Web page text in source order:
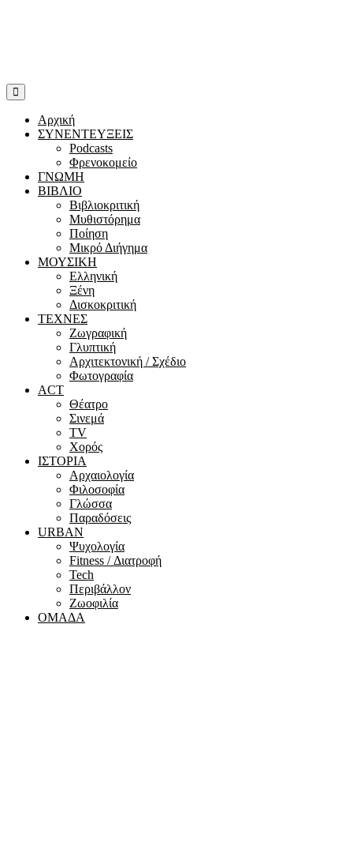
Αρχική
ΣΥΝΕΝΤΕΥΞΕΙΣ
Podcasts
Φρενοκομείο
ΓΝΩΜΗ
ΒΙΒΛΙΟ
Βιβλιοκριτική
Μυθιστόρημα
Ποίηση
Μικρό Διήγημα
ΜΟΥΣΙΚΗ
Ελληνική
Ξένη
Δισκοκριτική
ΤΕΧΝΕΣ
Ζωγραφική
Γλυπτική
Αρχιτεκτονική / Σχέδιο
Φωτογραφία
ACT
Θέατρο
Σινεμά
ΤV
Χορός
ΙΣΤΟΡΙΑ
Αρχαιολογία
Φιλοσοφία
Γλώσσα
Παραδόσεις
URBAN
Ψυχολογία
Fitness / Διατροφή
Tech
Περιβάλλον
Ζωοφιλία
ΟΜΑΔΑ